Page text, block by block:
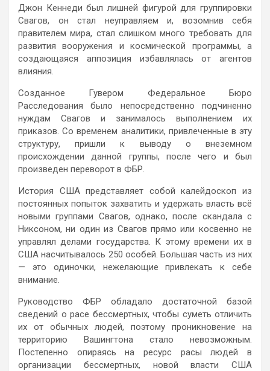
Джон Кеннеди был лишней фигурой для группировки
Свагов, он стал неуправляем и, возомнив себя
правителем мира, стал слишком много требовать для
развития вооружения и космической программы, а
создающаяся аппозиция избавлялась от агентов
влияния.
Созданное Гувером Федеральное Бюро
Расследования было непосредственно подчиненно
нуждам Свагов и занималось выполнением их
приказов. Со временем аналитики, привлеченные в эту
структуру, пришли к выводу о внеземном
происхождении данной группы, после чего и был
произведен переворот в ФБР.
История США представляет собой калейдоскоп из
постоянных попыток захватить и удержать власть всё
новыми группами Свагов, однако, после скандала с
Никсоном, ни один из Свагов прямо или косвенно не
управлял делами государства. К этому времени их в
США насчитывалось 250 особей. Большая часть из них
— это одиночки, нежелающие привлекать к себе
внимание.
Руководство ФБР обладало достаточной базой
сведений о расе бессмертных, чтобы суметь отличить
их от обычных людей, поэтому проникновение на
территорию Вашингтона стало невозможным.
Постепенно опираясь на ресурс расы людей в
организации бессмертных, новой власти США